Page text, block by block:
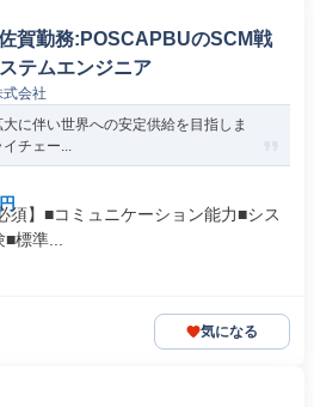
賀勤務:POSCAPBUのSCM戦
テムエンジニア
会社
に伴い世界への安定供給を目指しま
チェー...
須】■コミュニケーション能力■シス
標準...
気になる